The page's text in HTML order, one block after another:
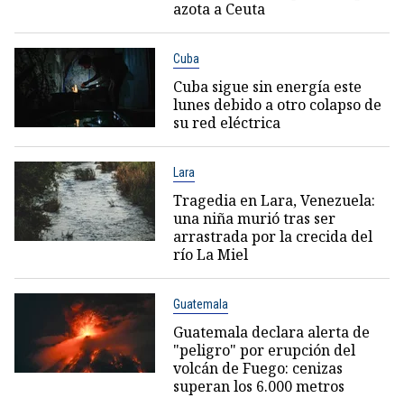
azota a Ceuta
Cuba
Cuba sigue sin energía este
lunes debido a otro colapso de
su red eléctrica
Lara
Tragedia en Lara, Venezuela:
una niña murió tras ser
arrastrada por la crecida del
río La Miel
Guatemala
Guatemala declara alerta de
"peligro" por erupción del
volcán de Fuego: cenizas
superan los 6.000 metros